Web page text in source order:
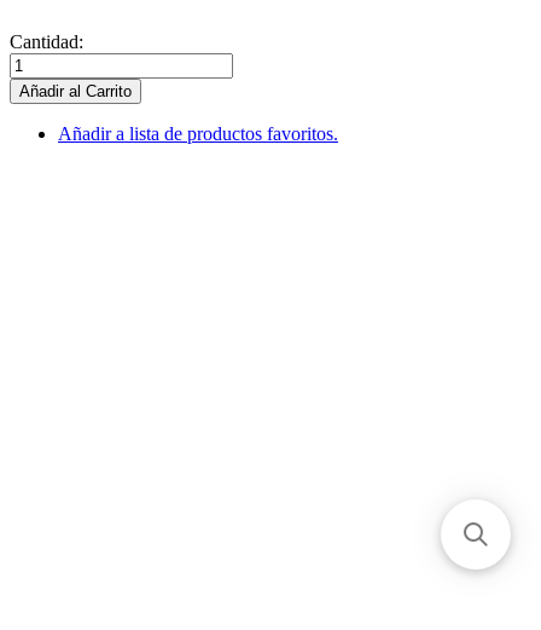
Cantidad:
Añadir al Carrito
Añadir a lista de productos favoritos.